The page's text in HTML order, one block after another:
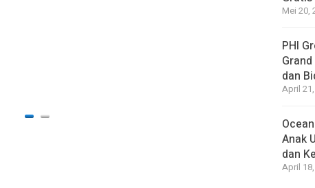
20 jam
Mei 20,
PHI
dan
April
Anak
dan
April